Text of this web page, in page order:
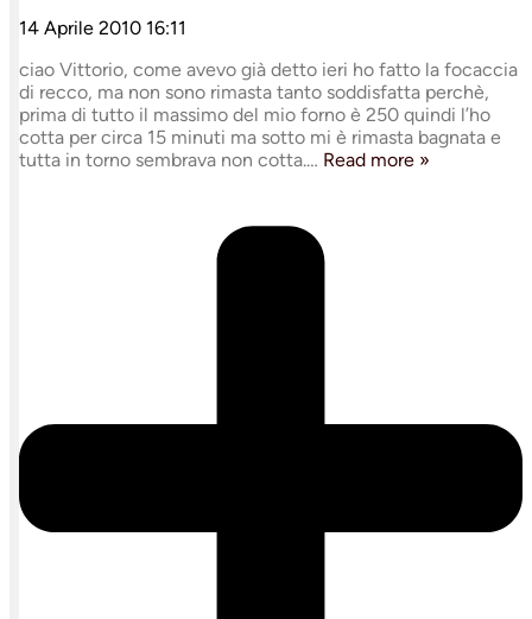
14 Aprile 2010 16:11
ciao Vittorio, come avevo già detto ieri ho fatto la focaccia
di recco, ma non sono rimasta tanto soddisfatta perchè,
prima di tutto il massimo del mio forno è 250 quindi l’ho
cotta per circa 15 minuti ma sotto mi è rimasta bagnata e
tutta in torno sembrava non cotta.… Read more »